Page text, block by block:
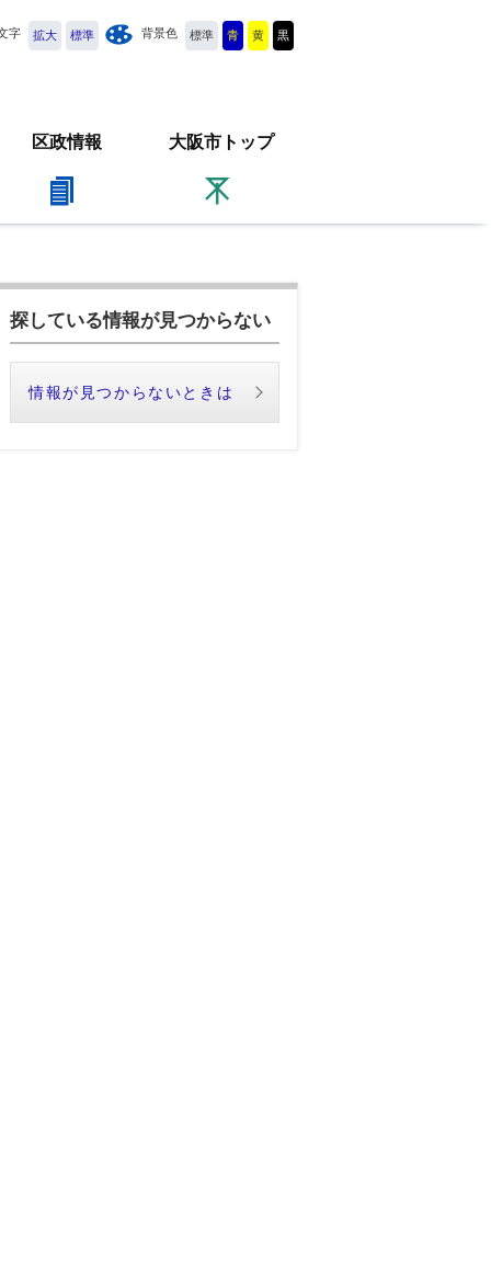
字 拡大 標準 背景色 標準 青 黄 黒
区政情報 大阪市トップ
探している情報が見つからない
情報が見つからないときは